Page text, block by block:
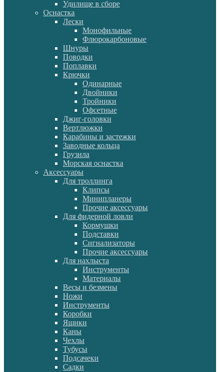
Удилище в сборе
Оснастка
Лески
Монофильные
Флюрокарбоновые
Шнуры
Поводки
Поплавки
Крючки
Одинарные
Двойники
Тройники
Офсетные
Джиг-головки
Вертлюжки
Карабины и застежки
Заводные кольца
Грузила
Морская оснастка
Аксессуары
Для троллинга
Клипсы
Минипланеры
Прочие аксессуары
Для фидерной ловли
Кормушки
Подставки
Сигнализаторы
Прочие аксессуары
Для нахлыста
Инструменты
Материалы
Весы и безмены
Ножи
Инструменты
Коробки
Ящики
Каны
Чехлы
Тубусы
Подсачеки
Садки